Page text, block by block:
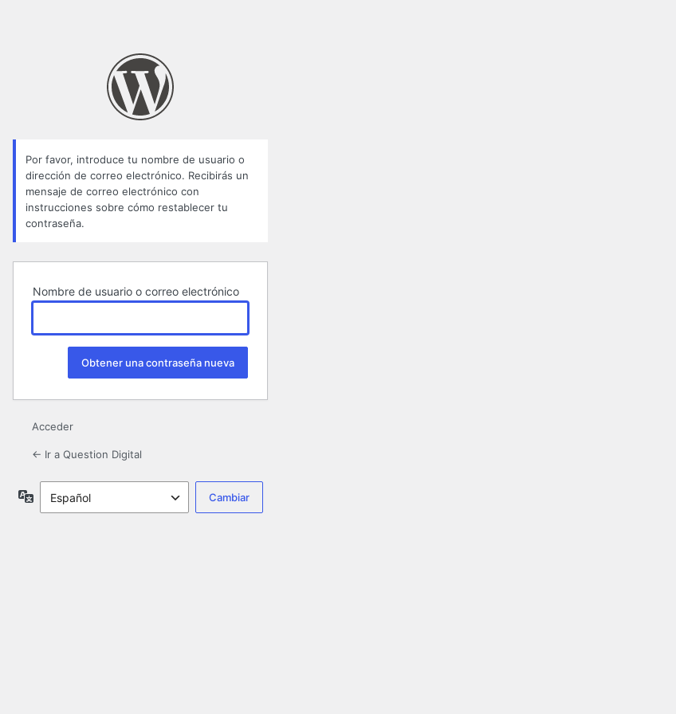
Por favor, introduce tu nombre de usuario o
dirección de correo electrónico. Recibirás un
mensaje de correo electrónico con
instrucciones sobre cómo restablecer tu
contraseña.
Nombre de usuario o correo electrónico
Acceder
← Ir a Question Digital
Idioma